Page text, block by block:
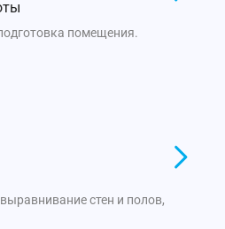
помещения.
стен и полов,